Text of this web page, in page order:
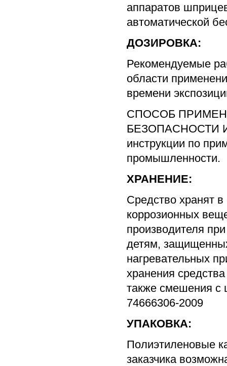
аппаратов
автоматической
ДОЗИРОВКА:
Рекомендуемые
области
времени
СПОСОБ
БЕЗОПАСНОСТИ
инструкции по
промышленности.
ХРАНЕНИЕ:
Средство хранят
коррозионных
производителя
детям,
нагревательных
хранения
также смешения
74666306-2009
УПАКОВКА:
Полиэтиленовые
заказчика